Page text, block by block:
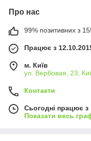
Про нас
99% позитивних з 155
Працює з
м. Київ
ул. Вербовая, 23,
Контакти
Сьогодні працює з
Показати весь